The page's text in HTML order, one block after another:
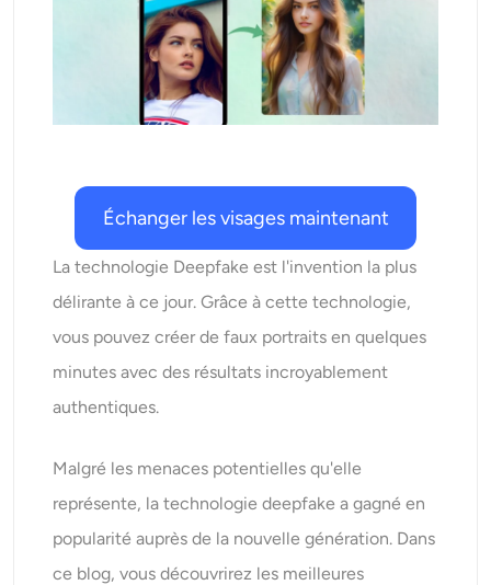
Générateur d’images stylisées par IA
Changeur de coiffure
Changeur de vêtements
Filtre AI
Générateur de tirs à la tête IA
Créateur de photos d’identité
Échanger les visages maintenant
La technologie Deepfake est l'invention la plus
délirante à ce jour. Grâce à cette technologie,
vous pouvez créer de faux portraits en quelques
minutes avec des résultats incroyablement
authentiques.
Malgré les menaces potentielles qu'elle
représente, la technologie deepfake a gagné en
popularité auprès de la nouvelle génération. Dans
ce blog, vous découvrirez les meilleures